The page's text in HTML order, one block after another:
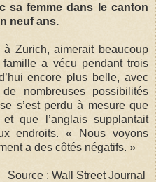
sa femme dans le canton
neuf ans.
Zurich, aimerait beaucoup
a vécu pendant trois
encore plus belle, avec
nombreuses possibilités
s’est perdu à mesure que
que l’anglais supplantait
endroits. « Nous voyons
a des côtés négatifs. »
Source : Wall Street Journal